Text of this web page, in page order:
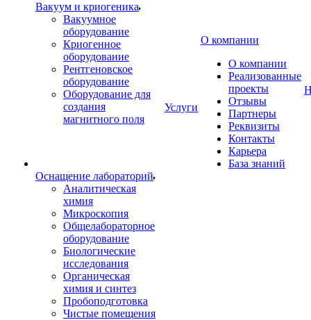
Вакуум и криогеника
Вакуумное
оборудование
Криогенное
оборудование
Рентгеновское
оборудование
Оборудование для
создания
магнитного поля
Оснащение лабораторий
Аналитическая
химия
Микроскопия
Общелабораторное
оборудование
Биологические
исследования
Органическая
химия и синтез
Пробоподготовка
Чистые помещения
Услуги
О компании
О компании
Реализованные
проекты
Отзывы
Партнеры
Реквизиты
Контакты
Карьера
База знаний